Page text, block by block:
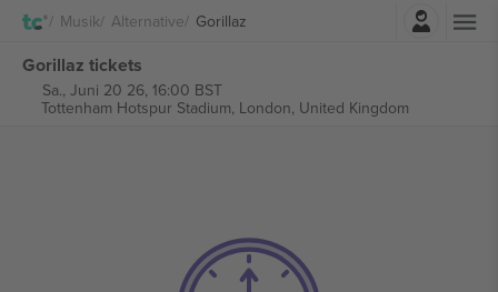
Musik Alternative Gorillaz
Gorillaz tickets
Sa., Juni 20 26, 16:00 BST
Tottenham Hotspur Stadium, London, United Kingdom